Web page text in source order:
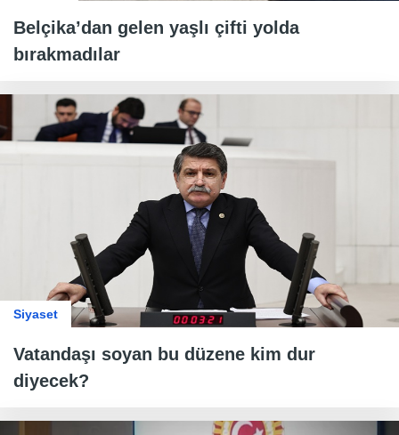
Belçika’dan gelen yaşlı çifti yolda
bırakmadılar
Siyaset
Vatandaşı soyan bu düzene kim dur
diyecek?